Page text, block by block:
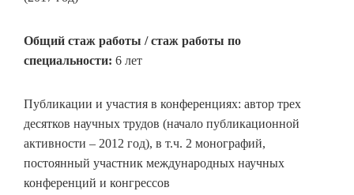
Общий стаж работы / стаж работы по
специальности: 6 лет
Публикации и участия в конференциях: автор трех
десятков научных трудов (начало публикационной
активности – 2012 год), в т.ч. 2 монографий,
постоянный участник международных научных
конференций и конгрессов